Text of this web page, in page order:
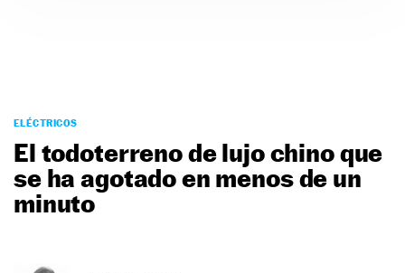
PODCAST
MOTOS
TECNOLOGÍA
SUPERCOCHES
SERVICIOS
ELÉCTRICOS
El todoterreno de lujo chino que
se ha agotado en menos de un
minuto